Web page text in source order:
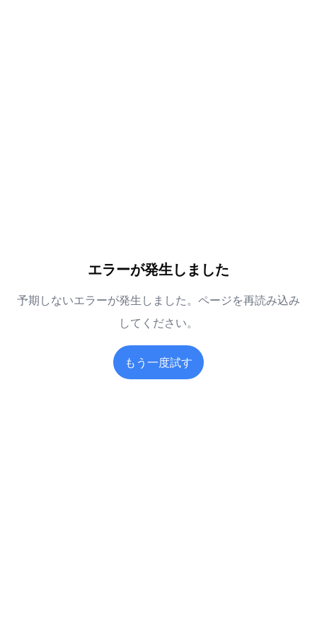
エラーが発生しました
予期しないエラーが発生しました。ページを再読み込み
してください。
もう一度試す